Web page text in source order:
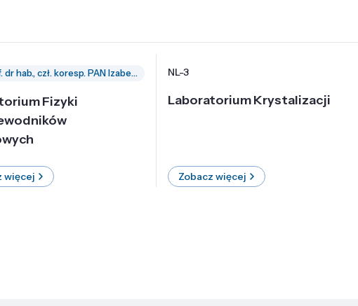
prof. dr hab., czł. koresp. PAN Izabella Grzegory
Fizyki
więcej
NL-3
Laboratorium Krystalizacji
Zobacz więcej